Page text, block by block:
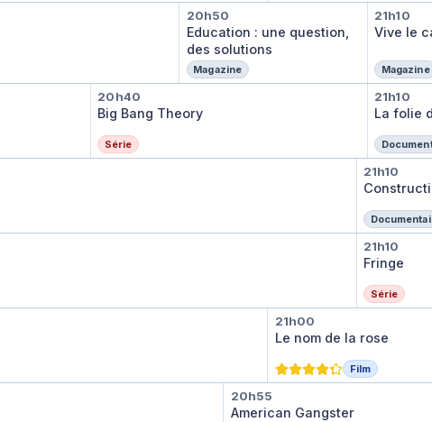
Education : une
20h50
Education : une question,
des solutions
Magazine
Vive
21h10
Vive le
Magazine
Big Bang Theory
20h40
Big Bang Theory
Série
La
21h10
La folie
21h10
Fringe
21h10
Fringe
Série
Le nom de la rose
21h00
Le nom de la rose
Film
American Gangster
20h55
American Gangster